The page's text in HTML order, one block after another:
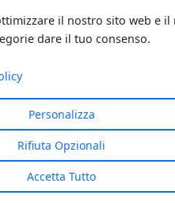
il nostro sito web e il
dare il tuo consenso.
Personalizza
Rifiuta Opzionali
Accetta Tutto